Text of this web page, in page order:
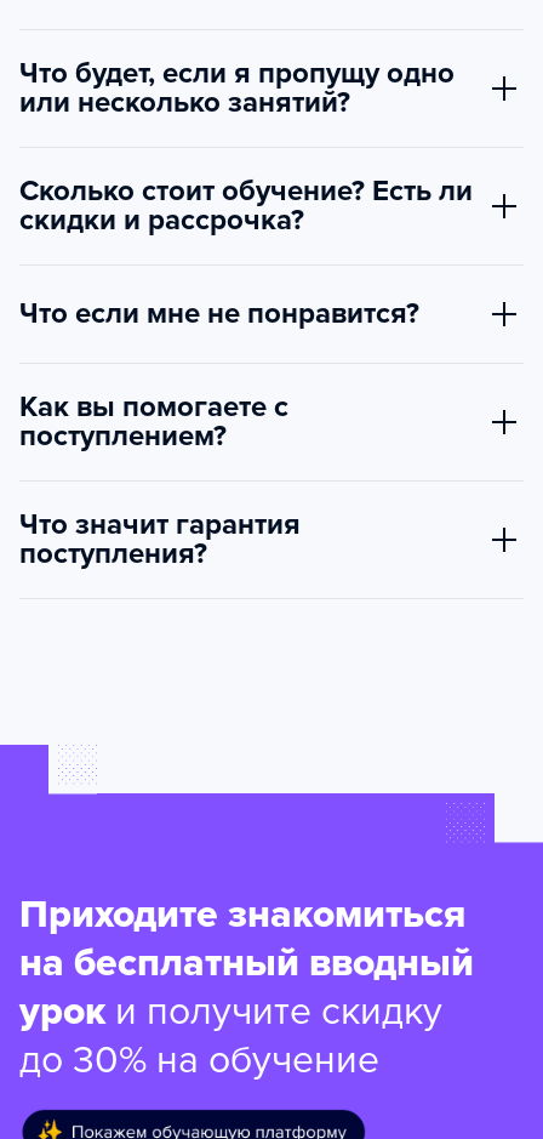
Что будет, если я пропущу одно
или несколько занятий?
Сколько стоит обучение? Есть ли
скидки и рассрочка?
Что если мне не понравится?
Как вы помогаете с
поступлением?
Что значит гарантия
поступления?
Приходите знакомиться
на бесплатный вводный
уроки получите скидку
до 30% на обучение